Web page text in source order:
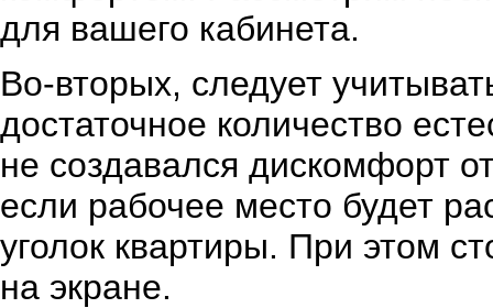
для вашего кабинета.
Во-вторых, следует
достаточное количество
не создавался дискомфорт
если рабочее место будет
уголок квартиры. При этом
на экране.